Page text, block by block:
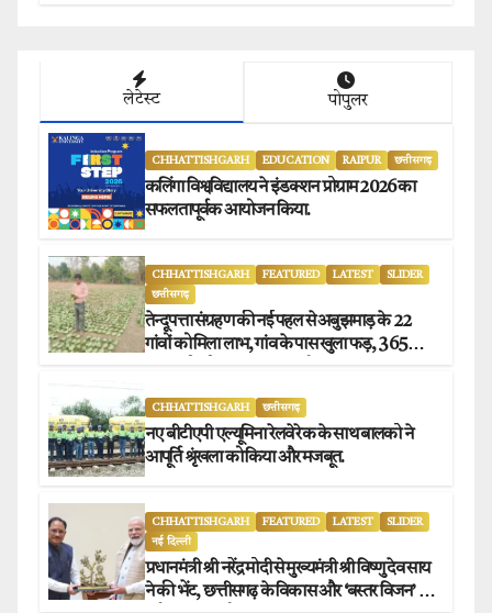
लेटेस्ट पोपुलर
CHHATTISHGARH EDUCATION RAIPUR छत्तीसगढ़
कलिंगा विश्वविद्यालय ने इंडक्शन प्रोग्राम 2026 का
सफलतापूर्वक आयोजन किया.
CHHATTISHGARH FEATURED LATEST
SLIDER
छत्तीसगढ़
तेन्दूपत्ता संग्रहण की नई पहल से अबुझमाड़ के 22
गांवों को मिला लाभ, गांव के पास खुला फड़, 365
CHHATTISHGARH छत्तीसगढ़
नए बीटीएपी एल्यूमिना रेलवे रेक के साथ बालको ने
आपूर्ति श्रृंखला को किया और मजबूत.
CHHATTISHGARH FEATURED LATEST
SLIDER
नई दिल्ली
प्रधानमंत्री श्री नरेंद्र मोदी से मुख्यमंत्री श्री विष्णु देव साय
ने की भेंट, छत्तीसगढ़ के विकास और ‘बस्तर विजन’ पर